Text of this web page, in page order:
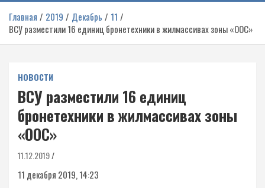
Главная 2019 Декабрь
11
ВСУ разместили 16 единиц бронетехники в жилмассивах зоны «ООС»
НОВОСТИ
ВСУ разместили 16 единиц
бронетехники в жилмассивах зоны
«ООС»
11.12.2019
11 декабря 2019, 14:23